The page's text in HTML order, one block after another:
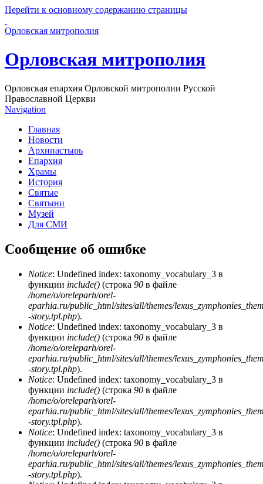
Перейти к основному содержанию страницы
Орловская митрополия
Орловская митрополия
Орловская епархия Орловской митрополии Русской
Православной Церкви
Navigation
Главная
Новости
Архипастырь
Епархия
Храмы
История
Святые
Святыни
Музей
Для СМИ
Сообщение об ошибке
Notice: Undefined index: taxonomy_vocabulary_3 в
функции include() (строка 90 в файле
/home/o/oreleparh/orel-
eparhia.ru/public_html/sites/all/themes/
-story.tpl.php).
Notice: Undefined index: taxonomy_vocabulary_3 в
функции include() (строка 90 в файле
/home/o/oreleparh/orel-
eparhia.ru/public_html/sites/all/themes/
-story.tpl.php).
Notice: Undefined index: taxonomy_vocabulary_3 в
функции include() (строка 90 в файле
/home/o/oreleparh/orel-
eparhia.ru/public_html/sites/all/themes/
-story.tpl.php).
Notice: Undefined index: taxonomy_vocabulary_3 в
функции include() (строка 90 в файле
/home/o/oreleparh/orel-
eparhia.ru/public_html/sites/all/themes/
-story.tpl.php).